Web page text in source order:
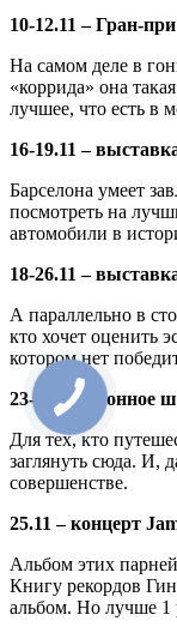
10-12.11 – Гран-
На самом деле в
«коррида» она
лучшее, что есть в
16-19.11 –
Барселона умеет
посмотреть на
автомобили в
18-26.11 –
А параллельно в
кто хочет оценить
котором нет
23-26.11 – конное
Для тех, кто
заглянуть сюда. И,
совершенстве.
25.11 – концерт
Альбом этих
Книгу рекордов
альбом. Но лучше 1